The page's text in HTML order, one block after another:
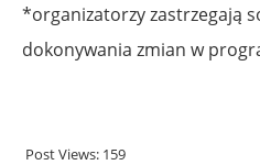
*organizatorzy zastrzegają
dokonywania zmian w
Post Views: 159